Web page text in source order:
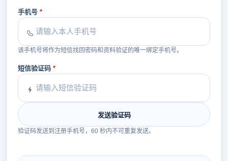
手机号
该手机号将作为短信找回密码和资料验证的唯一绑定手机号。
短信验证码
发送验证码
验证码发送到注册手机号，60 秒内不可重复发送。